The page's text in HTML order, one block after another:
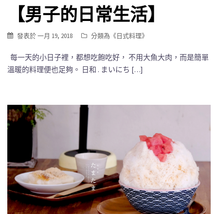
【男子的日常生活】
發表於一月 19, 2018 分類為《日式料理》
每一天的小日子裡，都想吃飽吃好， 不用大魚大肉，而是簡單
溫暖的料理便也足夠。 日和 . まいにち […]